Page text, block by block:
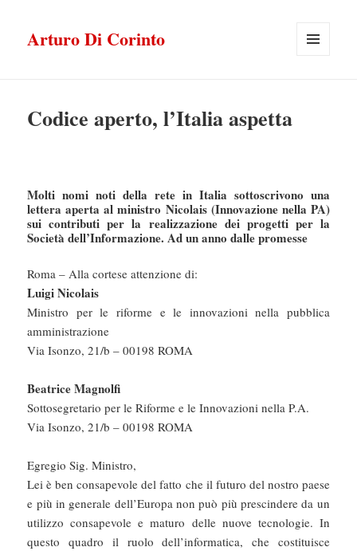
Arturo Di Corinto
Codice aperto, l’Italia aspetta
Molti nomi noti della rete in Italia sottoscrivono una
lettera aperta al ministro Nicolais (Innovazione nella PA)
sui contributi per la realizzazione dei progetti per la
Società dell’Informazione. Ad un anno dalle promesse
Roma – Alla cortese attenzione di:
Luigi Nicolais
Ministro per le riforme e le innovazioni nella pubblica
amministrazione
Via Isonzo, 21/b – 00198 ROMA
Beatrice Magnolfi
Sottosegretario per le Riforme e le Innovazioni nella P.A.
Via Isonzo, 21/b – 00198 ROMA
Egregio Sig. Ministro,
Lei è ben consapevole del fatto che il futuro del nostro paese
e più in generale dell’Europa non può più prescindere da un
utilizzo consapevole e maturo delle nuove tecnologie. In
questo quadro il ruolo dell’informatica, che costituisce